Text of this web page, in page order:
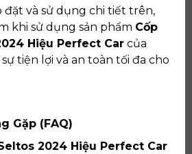
đặt và sử dụng chi tiết trên,
khi sử dụng sản phẩm Cốp
Hiệu Perfect Car của
tiện lợi và an toàn tối đa cho
Gặp (FAQ)
2024 Hiệu Perfect Car